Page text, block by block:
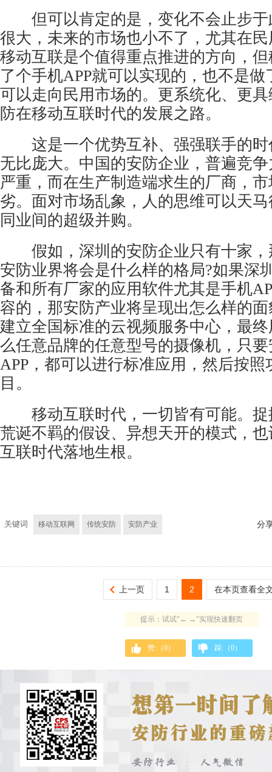
但可以肯定的是，变化不会止步于
很大，未来的市场也小不了，尤其在
移动互联是个值得重点推进的方向，
了个手机APP就可以实现的，也不是
可以走向民用市场的。更系统化、更
防在移动互联时代的发展之路。
这是一个优势互补、强强联手的时
无比庞大。中国的安防企业，普遍竞
严重，而在生产制造端求生的厂商，
劣。面对市场乱象，人的思维可以天
同业间的超级并购。
假如，深圳的安防企业只有十家，
安防业界将会是什么样的格局?如果深
备和所有厂家的应用软件尤其是手机
容的，那安防产业将呈现出怎么样的
建立全国标准的云视频服务中心，最
么任意品牌的任意型号的摄像机，只
APP，都可以进行标准应用，然后按照
目。
移动互联时代，一切皆有可能。捉
荒诞不羁的假设、异想天开的模式，
互联时代落地生根。
关键词 移动互联网 传统安防 安防产业 分
上一页 1 2 在本页查看全
提示：试试"← →"实现快速翻页
赞:（0） 踩:（0）